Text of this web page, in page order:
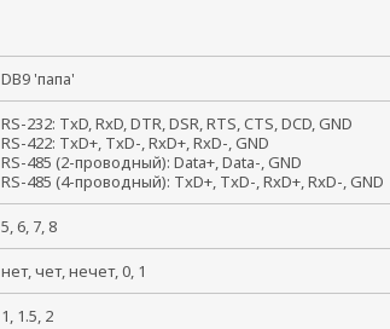
DB9 'папа'
RS-232: TxD, RxD, DTR, DSR, RTS, CTS, DCD, GND
RS-422: TxD+, TxD-, RxD+, RxD-, GND
RS-485 (2-проводный): Data+, Data-, GND
RS-485 (4-проводный): TxD+, TxD-, RxD+, RxD-, GND
5, 6, 7, 8
нет, чет, нечет, 0, 1
1, 1.5, 2